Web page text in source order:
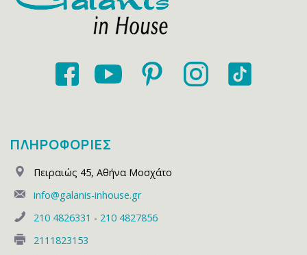
ΠΛΗΡΟΦΟΡΙΕΣ
Πειραιώς 45, Αθήνα Μοσχάτο
info@galanis-inhouse.gr
210 4826331 - 210 4827856
2111823153